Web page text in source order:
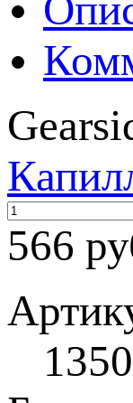
566